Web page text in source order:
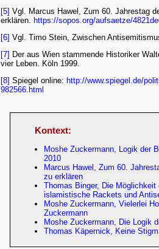
[5] Vgl. Marcus Hawel, Zum 60. Jahrestag
erklären. https://sopos.org/aufsaetze/
[6] Vgl. Timo Stein, Zwischen
[7] Der aus Wien stammende Historiker
vier Leben. Köln 1999.
[8] Spiegel online: http://www.spiegel.de/
982566.html
Kontext:
Moshe Zuckermann, Logik der
2010
Marcus Hawel, Zum 60.
zu erklären
Thomas Binger, Die
islamistische Rackets und
Moshe Zuckermann, Vielerlei
Zuckermann
Moshe Zuckermann, Die Logik
Thomas Käpernick, Keine